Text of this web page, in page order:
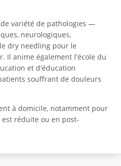
variété de pathologies —
neurologiques,
dry needling pour le
Il anime également l'école du
et d'éducation
souffrant de douleurs
à domicile, notamment pour
réduite ou en post-